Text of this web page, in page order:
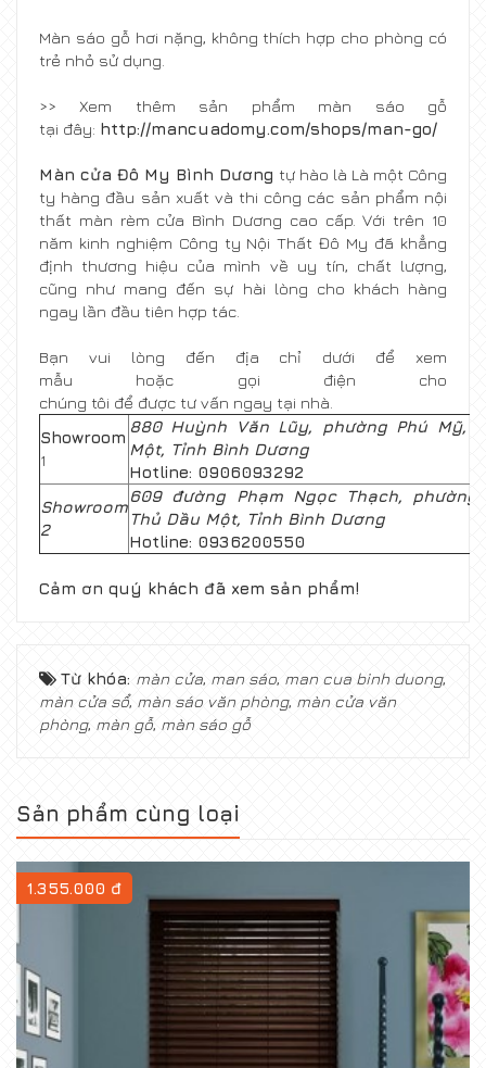
Màn sáo gỗ hơi nặng, không thích hợp cho phòng có
trẻ nhỏ sử dụng.
>> Xem thêm sản phẩm màn sáo gỗ
tại đây: http://mancuadomy.com/shops/man-go/
Màn cửa Đô My Bình Dương tự hào là Là một Công
ty hàng đầu sản xuất và thi công các sản phẩm nội
thất màn rèm cửa Bình Dương cao cấp. Với trên 10
năm kinh nghiệm Công ty Nội Thất Đô My đã khẳng
định thương hiệu của mình về uy tín, chất lượng,
cũng như mang đến sự hài lòng cho khách hàng
ngay lần đầu tiên hợp tác.
Bạn vui lòng đến địa chỉ dưới để xem
mẫu hoặc gọi điện cho
chúng tôi để được tư vấn ngay tại nhà.
Showroom
1
880 Huỳnh Văn Lũy, phường Phú Mỹ,
Một, Tỉnh Bình Dương
Hotline: 0906093292
Showroom
2
609 đường Phạm Ngọc Thạch,
Thủ Dầu Một, Tỉnh Bình Dương
Hotline: 0936200550
Cảm ơn quý khách đã xem sản phẩm!
Từ khóa: màn cửa, man sáo, man cua binh duong,
màn cửa sổ, màn sáo văn phòng, màn cửa văn
phòng, màn gỗ, màn sáo gỗ
Sản phẩm cùng loại
1.355.000 đ